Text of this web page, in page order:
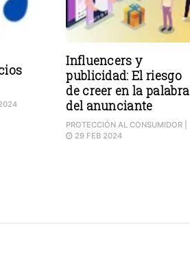
Influencers y
publicidad: El riesgo
de creer en la palabra
del anunciante
PROTECCIÓN AL CONSUMIDOR
29 FEB 2024